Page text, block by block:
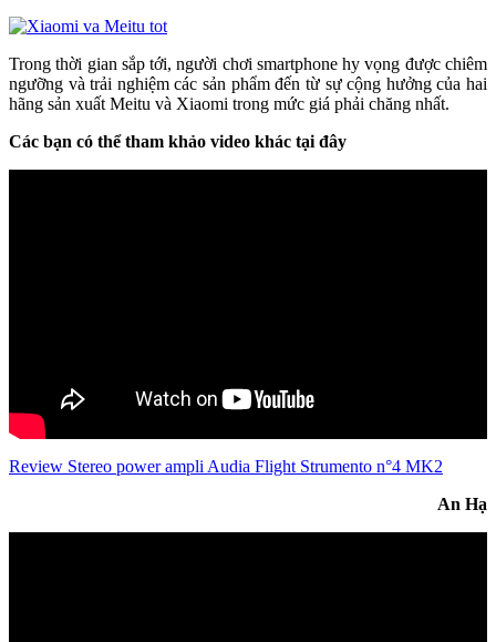
Trong thời gian sắp tới, người chơi smartphone hy vọng được chiêm
ngưỡng và trải nghiệm các sản phẩm đến từ sự cộng hưởng của hai
hãng sản xuất Meitu và Xiaomi trong mức giá phải chăng nhất.
Các bạn có thể tham khảo video khác tại đây
Review Stereo power ampli Audia Flight Strumento n°4 MK2
An Hạ